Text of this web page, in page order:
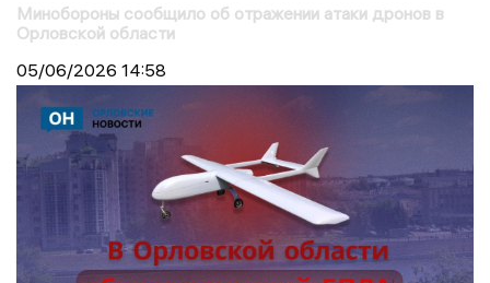
Минобороны сообщило об отражении атаки дронов в
Орловской области
05/06/2026 14:58